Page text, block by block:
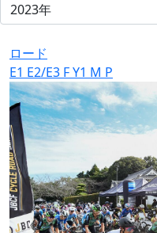
ロード
E1 E2/E3 FY1 M P